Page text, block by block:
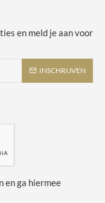
en meld je aan voor
INSCHRIJVEN
en ga hiermee